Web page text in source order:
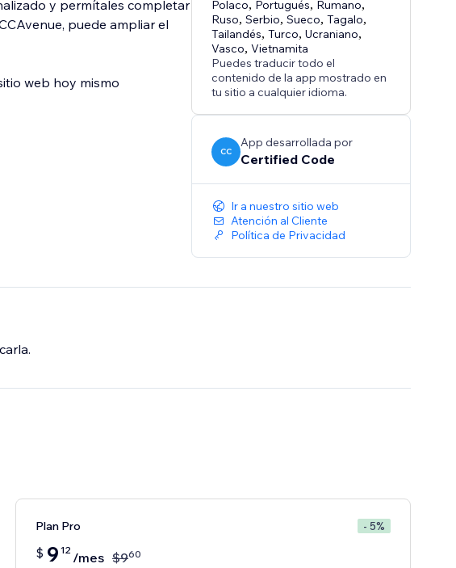
y permítales completar
puede ampliar el
web hoy mismo
Polaco, Portugués, Rumano,
Ruso,Serbio,Sueco,Tagalo,
Tailandés,Turco,Ucraniano,
Vasco,Vietnamita
Puedes traducir todo el
contenido de la app mostrado en
tu sitio a cualquier idioma.
CC
App desarrollada por
Certified Code
Ir a nuestro sitio web
Atención al Cliente
Política de Privacidad
Plan Pro - 5%
$ 9 12 /mes $960